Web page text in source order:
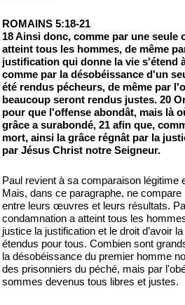
ROMAINS 5:18-21
18 Ainsi donc, comme par une seule
atteint tous les hommes, de même
justification qui donne la vie s'étend
comme par la désobéissance d'un
été rendus pécheurs, de même par
beaucoup seront rendus justes. 20
pour que l'offense abondât, mais là
grâce a surabondé, 21 afin que,
mort, ainsi la grâce régnât par la
par Jésus Christ notre Seigneur.
Paul revient à sa comparaison légitime
Mais, dans ce paragraphe, ne
entre leurs œuvres et leurs résultats.
condamnation a atteint tous les
justice la justification et le droit d’avoir
étendus pour tous. Combien sont
la désobéissance du premier homme
des prisonniers du péché, mais par
sommes devenus tous libres et justes.